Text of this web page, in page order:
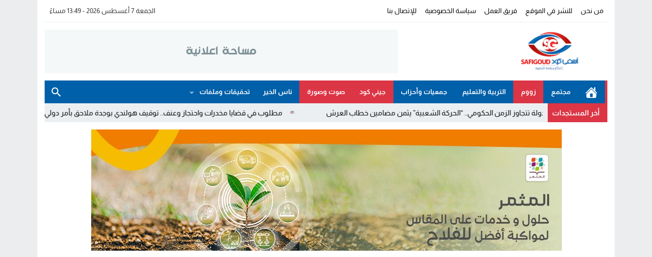
من نحن للنشر في الموقع فريق العمل سياسة الخصوصية للإتصال بنا الجمعة 7 أغسطس 2026 - 13:49 مساءً
مجتمع زووم التربية والتعليم جمعيات وأحزاب جيني كود صوت وصورة ناس الخير تحقيقات وملفات
أخر المستجدات مطلوب في قضايا مخدرات واحتجاز وعنف.. توقيف هولندي بوجدة ملاحق بأمر دولي بإلقاء القبض أن المشاريع الكبرى للدولة تتجاوز الزمن الحكومي.. “الحركة الشعبية” يثمن مضامين خطاب العرش